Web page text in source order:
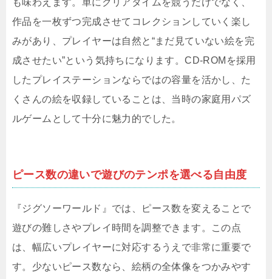
も味わえます。単にクリアタイムを競うだけでなく、
作品を一枚ずつ完成させてコレクションしていく楽し
みがあり、プレイヤーは自然と“まだ見ていない絵を完
成させたい”という気持ちになります。CD-ROMを採用
したプレイステーションならではの容量を活かし、た
くさんの絵を収録していることは、当時の家庭用パズ
ルゲームとして十分に魅力的でした。
ピース数の違いで遊びのテンポを選べる自由度
『ジグソーワールド』では、ピース数を変えることで
遊びの難しさやプレイ時間を調整できます。この点
は、幅広いプレイヤーに対応するうえで非常に重要で
す。少ないピース数なら、絵柄の全体像をつかみやす